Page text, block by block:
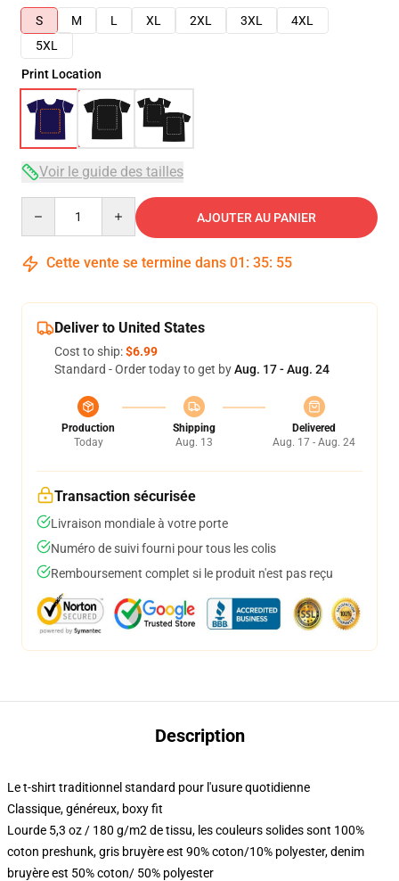
S
M L XL 2XL 3XL
4XL
5XL
Print Location
Voir le guide des tailles
AJOUTER AU PANIER
Cette vente se termine dans 01 : 35: 54
Deliver to United States
Cost to ship:$6.99
Standard - Order today to get byAug. 17 - Aug. 24
Production
Today
Shipping
Aug. 13
Delivered
Aug. 17 - Aug. 24
Transaction sécurisée
Livraison mondiale à votre porte
Numéro de suivi fourni pour tous les colis
Remboursement complet si le produit n'est pas reçu
Description
Le t-shirt traditionnel standard pour l'usure quotidienne
Classique, généreux, boxy fit
Lourde 5,3 oz / 180 g/m2 de tissu, les couleurs solides sont 100%
coton preshunk, gris bruyère est 90% coton/10% polyester, denim
bruyère est 50% coton/ 50% polyester